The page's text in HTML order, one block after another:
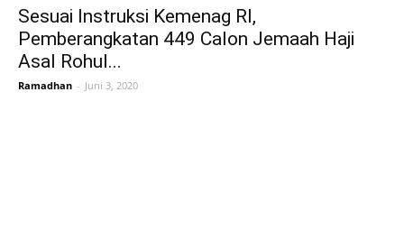
Sesuai Instruksi Kemenag RI,
Pemberangkatan 449 Calon Jemaah Haji
Asal Rohul...
Ramadhan - Juni 3, 2020